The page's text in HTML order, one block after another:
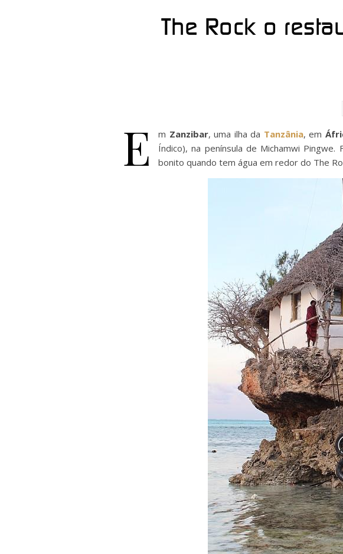
The Rock o
E m Zanzibar, uma ilha da Tanzânia, em
Índico), na península de Michamwi
bonito quando tem água em redor do The